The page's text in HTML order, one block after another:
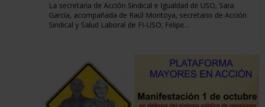
La secretaria de Acción Sindical e Igualdad de USO, Sara
García, acompañada de Raúl Montoya, secretario de Acción
Sindical y Salud Laboral de FI-USO; Felipe…